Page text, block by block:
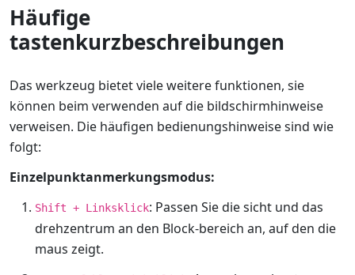
Häufige
tastenkurzbeschreibungen
Das werkzeug bietet viele weitere funktionen, sie
können beim verwenden auf die bildschirmhinweise
verweisen. Die häufigen bedienungshinweise sind wie
folgt:
Einzelpunktanmerkungsmodus:
Shift + Linksklick: Passen Sie die sicht und das
drehzentrum an den Block-bereich an, auf den die
maus zeigt.